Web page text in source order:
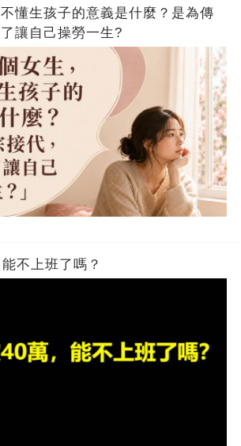
懂生孩子的意義是什麼？是為傳
讓自己操勞一生?
不上班了嗎？